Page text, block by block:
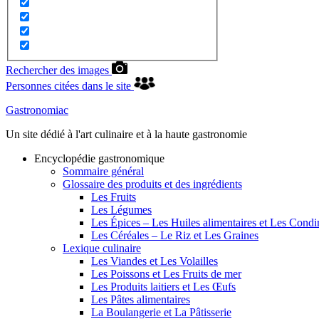
Rechercher des images
Personnes citées dans le site
Gastronomiac
Un site dédié à l'art culinaire et à la haute gastronomie
Encyclopédie gastronomique
Sommaire général
Glossaire des produits et des ingrédients
Les Fruits
Les Légumes
Les Épices – Les Huiles alimentaires et Les
Les Céréales – Le Riz et Les Graines
Lexique culinaire
Les Viandes et Les Volailles
Les Poissons et Les Fruits de mer
Les Produits laitiers et Les Œufs
Les Pâtes alimentaires
La Boulangerie et La Pâtisserie